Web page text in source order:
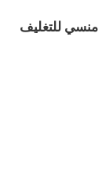
منسي للتغليف